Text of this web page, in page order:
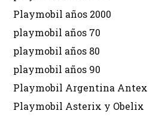
Playmobil años 2000
playmobil años 70
playmobil años 80
playmobil años 90
Playmobil Argentina Antex
Playmobil Asterix y Obelix